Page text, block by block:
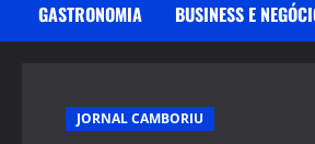
GASTRONOMIA BUSINESS E
JORNAL CAMBORIU